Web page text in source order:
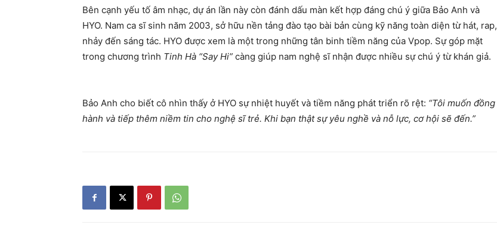
Bên cạnh yếu tố âm nhạc, dự án lần này còn đánh dấu màn kết hợp đáng chú ý giữa Bảo Anh và
HYO. Nam ca sĩ sinh năm 2003, sở hữu nền tảng đào tạo bài bản cùng kỹ năng toàn diện từ hát, rap,
nhảy đến sáng tác. HYO được xem là một trong những tân binh tiềm năng của Vpop. Sự góp mặt
trong chương trình Tinh Hà “Say Hi” càng giúp nam nghệ sĩ nhận được nhiều sự chú ý từ khán giả.
Bảo Anh cho biết cô nhìn thấy ở HYO sự nhiệt huyết và tiềm năng phát triển rõ rệt: “Tôi muốn đồng
hành và tiếp thêm niềm tin cho nghệ sĩ trẻ. Khi bạn thật sự yêu nghề và nỗ lực, cơ hội sẽ đến.”